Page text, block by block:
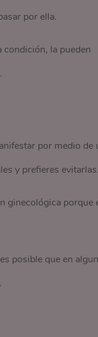
por ella.
condición, la pueden
por medio de
y prefieres evitarlas.
ginecológica porque
posible que en